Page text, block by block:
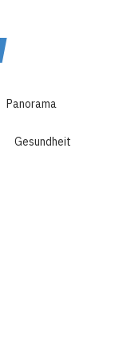
Panorama
Gesundheit